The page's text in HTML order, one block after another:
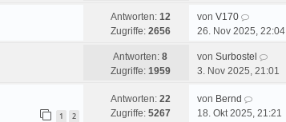
Antworten: 12
Zugriffe: 2656
von V170
26. Nov 2025, 22:04
Antworten: 8
Zugriffe: 1959
von Surbostel
3. Nov 2025, 21:01
1 2
Antworten: 22
Zugriffe: 5267
von Bernd
18. Okt 2025, 21:21